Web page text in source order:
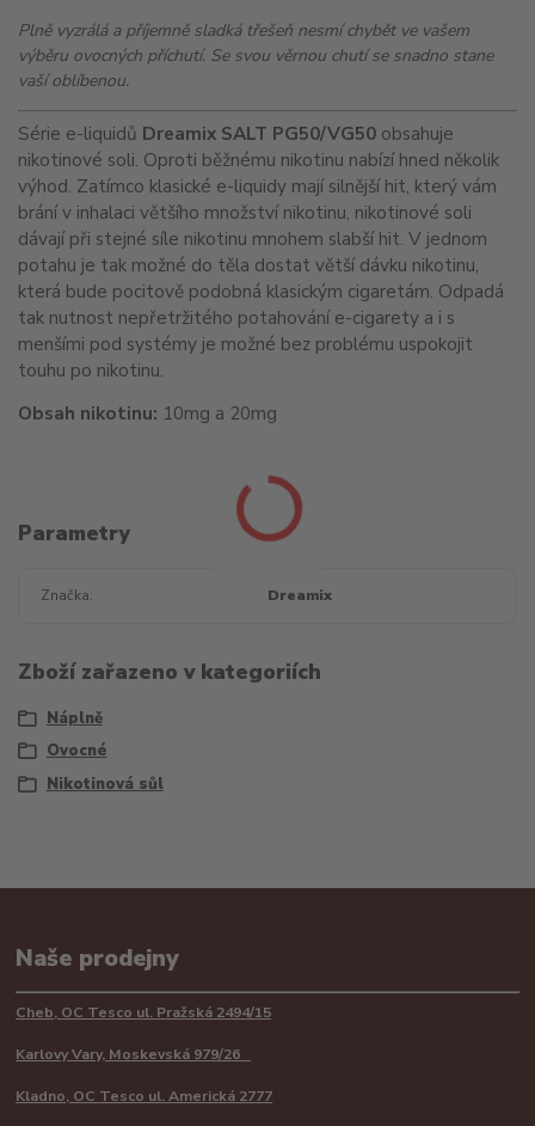
Plně vyzrálá a příjemně sladká třešeň nesmí chybět ve vašem
výběru ovocných příchutí. Se svou věrnou chutí se snadno stane
vaší oblíbenou.
Série e-liquidů Dreamix SALT PG50/VG50 obsahuje
nikotinové soli. Oproti běžnému nikotinu nabízí hned několik
výhod. Zatímco klasické e-liquidy mají silnější hit, který vám
brání v inhalaci většího množství nikotinu, nikotinové soli
dávají při stejné síle nikotinu mnohem slabší hit. V jednom
potahu je tak možné do těla dostat větší dávku nikotinu,
která bude pocitově podobná klasickým cigaretám. Odpadá
tak nutnost nepřetržitého potahování e-cigarety a i s
menšími pod systémy je možné bez problému uspokojit
touhu po nikotinu.
Obsah nikotinu: 10mg a 20mg
Parametry
Značka Dreamix
Zboží zařazeno v kategoriích
Náplně
Ovocné
Nikotinová sůl
Naše prodejny
Cheb, OC Tesco ul. Pražská 2494/15
Karlovy Vary, Moskevská 979/26
Kladno, OC Tesco ul. Americká 2777